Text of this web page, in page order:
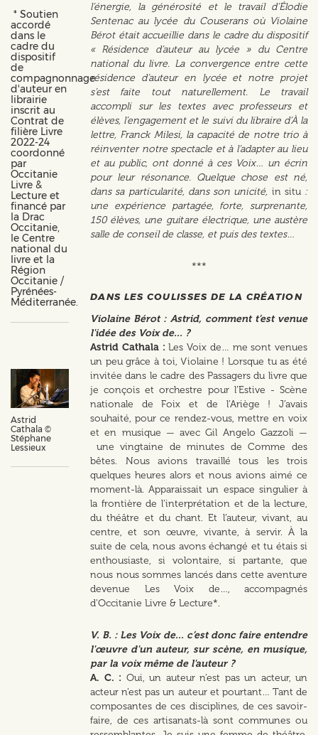
* Soutien
accordé
dans le
cadre du
dispositif
de
compagnonnage
d'auteur en
librairie
inscrit au
Contrat de
filière Livre
2022-24
coordonné
par
Occitanie
Livre &
Lecture et
financé par
la Drac
Occitanie,
le Centre
national du
livre et la
Région
Occitanie /
Pyrénées-
Méditerranée.
Astrid
Cathala ©
Stéphane
Lessieux
l’énergie, la générosité et le travail d’Élodie
Sentenac au lycée du Couserans où Violaine
Bérot était accueillie dans le cadre du dispositif
« Résidence d’auteur au lycée » du Centre
national du livre. La convergence entre cette
résidence d’auteur en lycée et notre projet
s’est faite tout naturellement. Le travail
accompli sur les textes avec professeurs et
élèves, l’engagement et le suivi du libraire d’À la
lettre, Franck Milesi, la capacité de notre trio à
réinventer notre spectacle et à l’adapter au lieu
et au public, ont donné à ces Voix… un écrin
pour leur résonance. Quelque chose est né,
dans sa particularité, dans son unicité, in situ :
une expérience partagée, forte, surprenante,
150 élèves, une guitare électrique, une austère
salle de conseil de classe, et puis des textes…
***
DANS LES COULISSES DE LA CRÉATION
Violaine Bérot : Astrid, comment t’est venue
l'idée des Voix de... ?
Astrid Cathala : Les Voix de… me sont venues
un peu grâce à toi, Violaine ! Lorsque tu as été
invitée dans le cadre des Passagers du livre que
je conçois et orchestre pour l’Estive - Scène
nationale de Foix et de l’Ariège ! J’avais
souhaité, pour ce rendez-vous, mettre en voix
et en musique — avec Gil Angelo Gazzoli —
une vingtaine de minutes de Comme des
bêtes. Nous avions travaillé tous les trois
quelques heures alors et nous avions aimé ce
moment-là. Apparaissait un espace singulier à
la frontière de l’interprétation et de la lecture,
du théâtre et du chant. Et l’auteur, vivant, au
centre, et son œuvre, vivante, à servir. À la
suite de cela, nous avons échangé et tu étais si
enthousiaste, si volontaire, si partante, que
nous nous sommes lancés dans cette aventure
devenue Les Voix de…, accompagnés
d'Occitanie Livre & Lecture*.
V. B. : Les Voix de... c’est donc faire entendre
l'œuvre d'un auteur, sur scène, en musique,
par la voix même de l'auteur ?
A. C. : Oui, un auteur n’est pas un acteur, un
acteur n’est pas un auteur et pourtant… Tant de
composantes de ces disciplines, de ces savoir-
faire, de ces artisanats-là sont communes ou